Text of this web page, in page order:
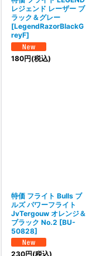
レジェンド レーザー ブ
ラック＆グレー
[LegendRazorBlackG
reyF]
180円(税込)
特価 フライト Bulls ブ
ルズ パワーフライト
JvTergouw オレンジ＆
ブラック No.2 [BU-
50828]
230円(税込)